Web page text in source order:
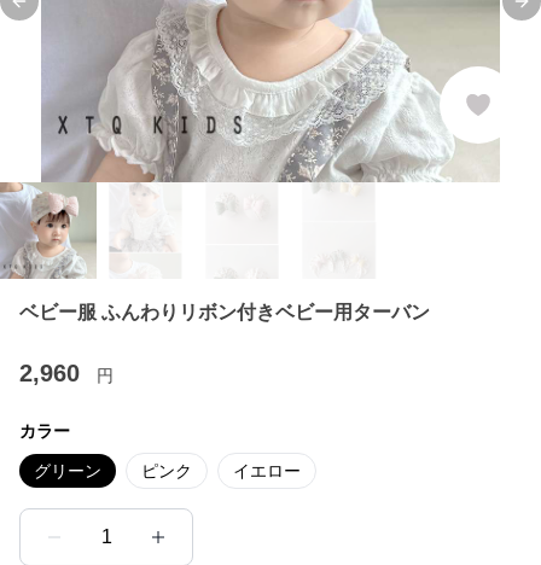
Previous slide
ベビー服 ふんわりリボン付きベビー用ターバン
2,960 円
カラー
グリーン ピンク イエロー
1